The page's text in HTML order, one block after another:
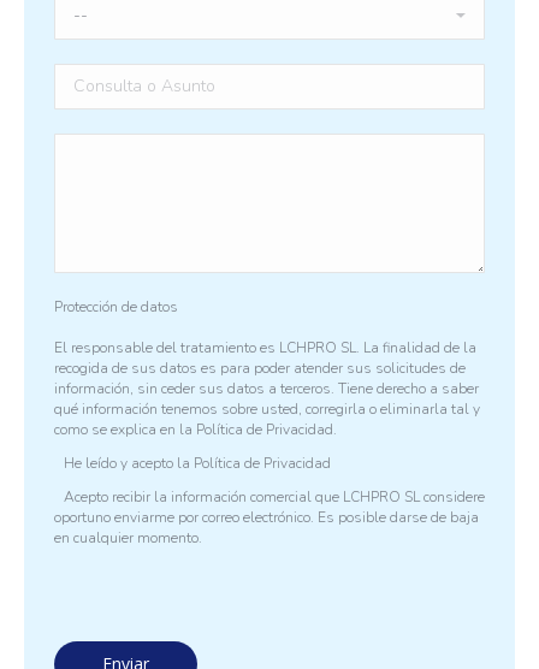
Protección de datos
El responsable del tratamiento es LCHPRO SL. La finalidad de la
recogida de sus datos es para poder atender sus solicitudes de
información, sin ceder sus datos a terceros. Tiene derecho a saber
qué información tenemos sobre usted, corregirla o eliminarla tal y
como se explica en la Política de Privacidad.
He leído y acepto la Política de Privacidad
Acepto recibir la información comercial que LCHPRO SL considere
oportuno enviarme por correo electrónico. Es posible darse de baja
en cualquier momento.